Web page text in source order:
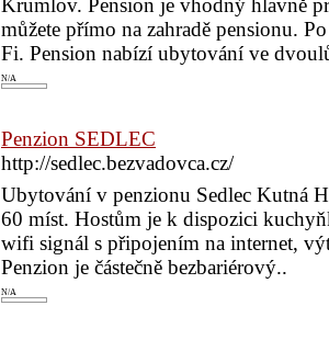
Krumlov. Pension je vhodný hlavně
můžete přímo na zahradě pensionu.
Fi. Pension nabízí ubytování ve
N/A
Penzion SEDLEC
http://sedlec.bezvadovca.cz/
Ubytování v penzionu Sedlec Kutná
60 míst. Hostům je k dispozici
wifi signál s připojením na internet,
Penzion je částečně bezbariérový..
N/A